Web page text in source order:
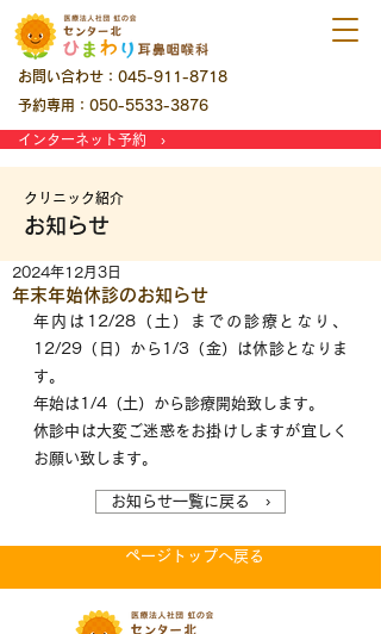
お問い合わせ：045-911-8718
予約専用：050-5533-3876
インターネット予約 ›
クリニック紹介
お知らせ
年末年始休診のお知らせ
2024年12月3日
年内は12/28（土）までの診療となり、
12/29（日）から1/3（金）は休診となりま
す。
年始は1/4（土）から診療開始致します。
休診中は大変ご迷惑をお掛けしますが宜しく
お願い致します。
お知らせ一覧に戻る ›
ページトップへ戻る